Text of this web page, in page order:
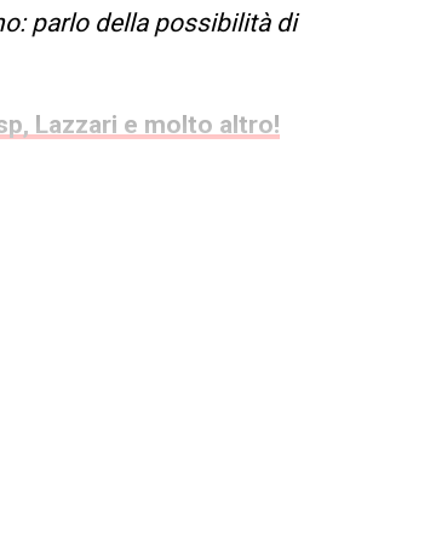
parlo della possibilità di
Lazzari e molto altro!
anche dei meriti e dei risultati,
e negli ultimi due anni la